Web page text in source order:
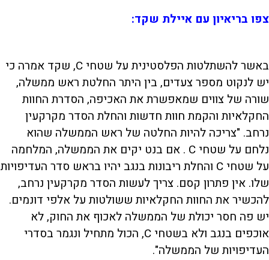
צפו בריאיון עם איילת שקד:
P
l
a
y
V
e
d
0
7
u
r
a
t
o
k
i
v
e
b
k
w
r
d
k
i
v
i
e
o
w
a
M
u
e
F
s
e
n
באשר להשתלטות הפלסטינית על שטחי C, שקד אמרה כי
יש לנקוט מספר צעדים, בין היתר החלטת ראש ממשלה,
שורה של צווים שמאפשרת את האכיפה, הסדרת החוות
החקלאיות והקמת חוות חדשות והחלת הסדר מקרקעין
נרחב. "צריכה להיות החלטה של ראש הממשלה שהוא
נלחם על שטחי C . אם בנט יקים את הממשלה, המלחמה
על שטחי C והחלת ריבונות בנגב יהיו בראש סדר העדיפויות
שלו. אין פתרון קסם. צריך לעשות הסדר מקרקעין נרחב,
להכשיר את החוות החקלאיות ששולטות על אלפי דונמים.
יש פה חסר יכולת של הממשלה לאכוף את החוק, לא
אוכפים בנגב ולא בשטחי C, הכול מתחיל ונגמר בסדרי
העדיפויות של הממשלה".